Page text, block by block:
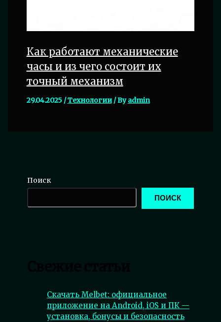
Как работают механические
часы и из чего состоит их
точный механизм
29.04.2025 /Технологии/ Byadmin
Поиск
ПОИСК
Скачать Melbet: официальное
приложение на Android, iOS и ПК —
установка, бонусы и безопасность